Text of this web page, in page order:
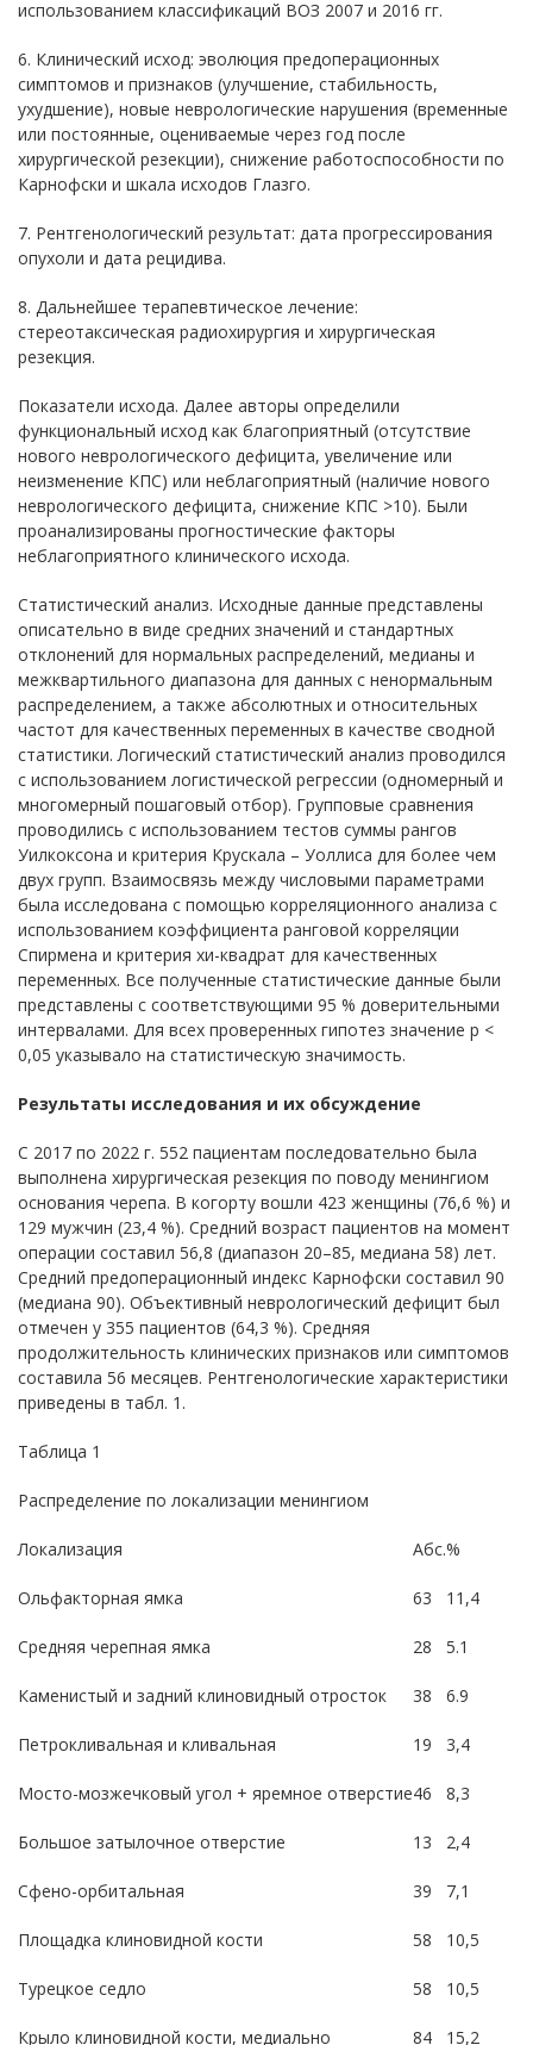
использованием классификаций ВОЗ 2007 и 2016 гг.
6. Клинический исход: эволюция предоперационных
симптомов и признаков (улучшение, стабильность,
ухудшение), новые неврологические нарушения (временные
или постоянные, оцениваемые через год после
хирургической резекции), снижение работоспособности по
Карнофски и шкала исходов Глазго.
7. Рентгенологический результат: дата прогрессирования
опухоли и дата рецидива.
8. Дальнейшее терапевтическое лечение:
стереотаксическая радиохирургия и хирургическая
резекция.
Показатели исхода. Далее авторы определили
функциональный исход как благоприятный (отсутствие
нового неврологического дефицита, увеличение или
неизменение КПС) или неблагоприятный (наличие нового
неврологического дефицита, снижение КПС >10). Были
проанализированы прогностические факторы
неблагоприятного клинического исхода.
Статистический анализ. Исходные данные представлены
описательно в виде средних значений и стандартных
отклонений для нормальных распределений, медианы и
межквартильного диапазона для данных с ненормальным
распределением, а также абсолютных и относительных
частот для качественных переменных в качестве сводной
статистики. Логический статистический анализ проводился
с использованием логистической регрессии (одномерный и
многомерный пошаговый отбор). Групповые сравнения
проводились с использованием тестов суммы рангов
Уилкоксона и критерия Крускала – Уоллиса для более чем
двух групп. Взаимосвязь между числовыми параметрами
была исследована с помощью корреляционного анализа с
использованием коэффициента ранговой корреляции
Спирмена и критерия хи-квадрат для качественных
переменных. Все полученные статистические данные были
представлены с соответствующими 95 % доверительными
интервалами. Для всех проверенных гипотез значение p <
0,05 указывало на статистическую значимость.
Результаты исследования и их обсуждение
С 2017 по 2022 г. 552 пациентам последовательно была
выполнена хирургическая резекция по поводу менингиом
основания черепа. В когорту вошли 423 женщины (76,6 %) и
129 мужчин (23,4 %). Средний возраст пациентов на момент
операции составил 56,8 (диапазон 20–85, медиана 58) лет.
Средний предоперационный индекс Карнофски составил 90
(медиана 90). Объективный неврологический дефицит был
отмечен у 355 пациентов (64,3 %). Средняя
продолжительность клинических признаков или симптомов
составила 56 месяцев. Рентгенологические характеристики
приведены в табл. 1.
Таблица 1
Распределение по локализации менингиом
Локализация Абс.%
Ольфакторная ямка 63 11,4
Средняя черепная ямка 28 5.1
Каменистый и задний клиновидный отросток 38 6.9
Петрокливальная и кливальная 19 3,4
Мосто-мозжечковый угол + яремное отверстие46 8,3
Большое затылочное отверстие 13 2,4
Сфено-орбитальная 39 7,1
Площадка клиновидной кости 58 10,5
Турецкое седло 58 10,5
Крыло клиновидной кости, медиально 84 15,2